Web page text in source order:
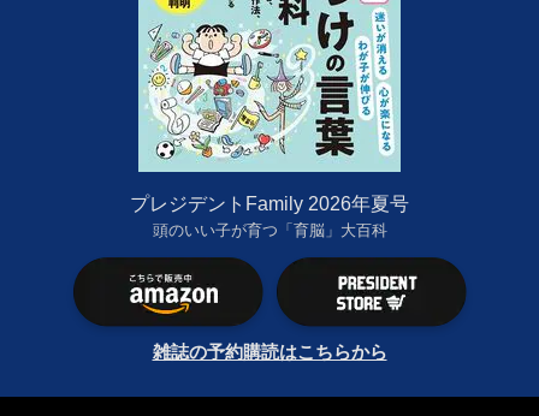
プレジデントFamily 2026年夏号
頭のいい子が育つ「育脳」大百科
雑誌の予約購読はこちらから